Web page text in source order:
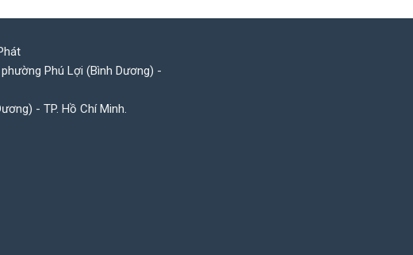
Phú Lợi (Bình Dương) -
- TP. Hồ Chí Minh.